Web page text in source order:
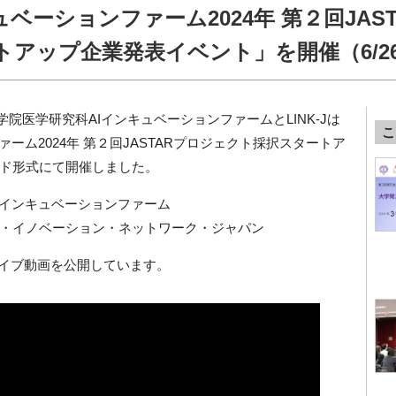
ベーションファーム2024年 第２回
アップ企業発表イベント」を開催（6/
院医学研究科AIインキュベーションファームとLINK-Jは
ーム2024年 第２回JASTARプロジェクト採択スタートア
形式にて開催しました。
ンキュベーションファーム
イノベーション・ネットワーク・ジャパン
ブ動画を公開しています。